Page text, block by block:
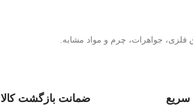
فلزی، جواهرات، چرم و مواد مشابه.
سریع ضمانت بازگشت کالا